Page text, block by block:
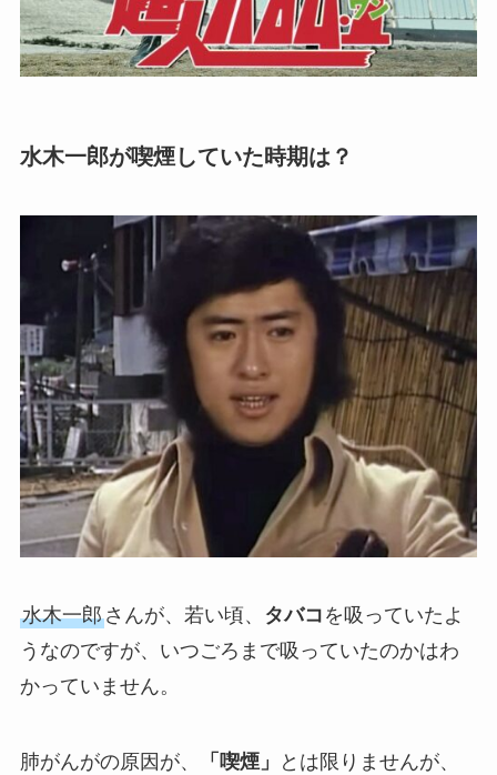
水木一郎が喫煙していた時期は？
水木一郎さんが、若い頃、 タバコ を吸っていたよ
うなのですが、いつごろまで吸っていたのかはわ
かっていません。
肺がんがの原因が、 「喫煙」
とは限りませんが、